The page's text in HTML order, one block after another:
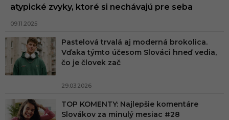
atypické zvyky, ktoré si nechávajú pre seba
09.11.2025
Pastelová trvalá aj moderná brokolica.
Vďaka týmto účesom Slováci hneď vedia,
čo je človek zač
29.03.2026
TOP KOMENTY: Najlepšie komentáre
Slovákov za minulý mesiac #28